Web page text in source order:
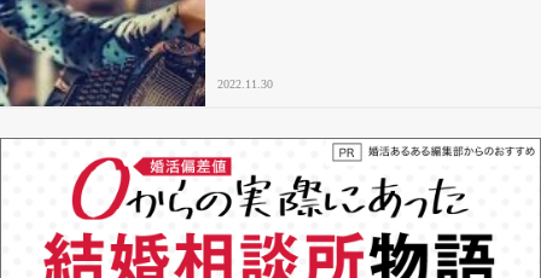
2022.11.30